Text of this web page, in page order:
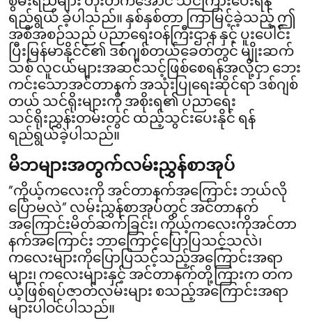
ရည်ရွယ် ခဲ့ပါသည်။ နှစ်နှစ်တာ ကြာမြင့်ခဲ့သည့် ဤ
အစီအစဉ်သည် ပညာရေးဝန်ကြီးဌာန နှင့် ပူးပေါင်း
ပြီးမြန်မာနိုင်ငံ၏ ဒစ်ဂျစ်တယ်ခေတ်တွင် မျိုးဆက်
သစ် လူငယ်များအဆင်သင့်ဖြစ်စေရန်အလို့ငှာ ဘေး
ကင်းသောအင်တာနက် အသုံးပြုရေးဆိုင်ရာ ဒစ်ဂျစ်
တယ် သင်ရိုးများကို အစိုးရ၏ ပညာရေး
သင်ရိုးညွှန်းတမ်းတွင် ထည့်သွင်းပေးနိုင် ရန်
ရည်ရွယ်ခဲ့ပါသည်။
မိဘများအတွက်လမ်းညွှန်စာအုပ်
“ကိုယ့်ကလေးကို အင်တာနက်အကြောင်း ဘယ်လို
ပြောမလဲ” လမ်းညွှန်စာအုပ်တွင် အင်တာနက်
အကြောင်းမိတ်ဆက်ခြင်း၊ ကိုယ့်ကလေးကိုအင်တာ
နက်အကြောင်း ဘာကြောင့်ပြောပြသင့်သလဲ၊
ကလေးများကိုပြောပြသင့်သည့်အကြောင်းအရာ
များ၊ ကလေးများနှင့် အင်တာနက်တို့ကြားက တက
ယ့်ဖြစ်ရပ်ဇာတ်လမ်းများ စသည့်အကြောင်းအရာ
များပါဝင်ပါသည်။